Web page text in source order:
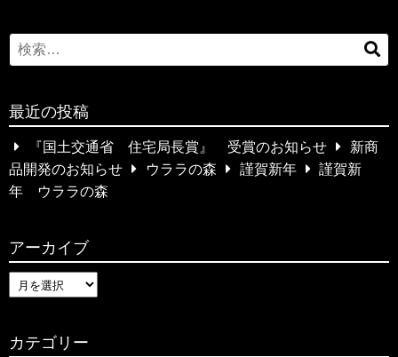
ン
S
e
r
h
f
o
:
検
最近の投稿
『国土交通省 住宅局長賞』 受賞のお知らせ
新商
品開発のお知らせ
ウララの森 謹賀新年
謹賀新
年 ウララの森
アーカイブ
ア
イ
カテゴリー